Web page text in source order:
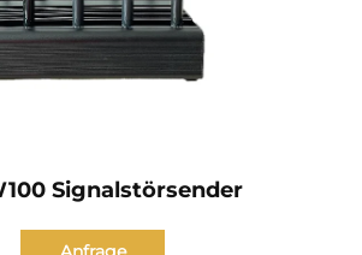
Signalstörsender